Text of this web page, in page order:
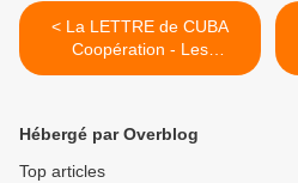
< La LETTRE de CUBA
Coopération - Les
nouveautés depuis le 10
Hébergé par Overblog
Top articles